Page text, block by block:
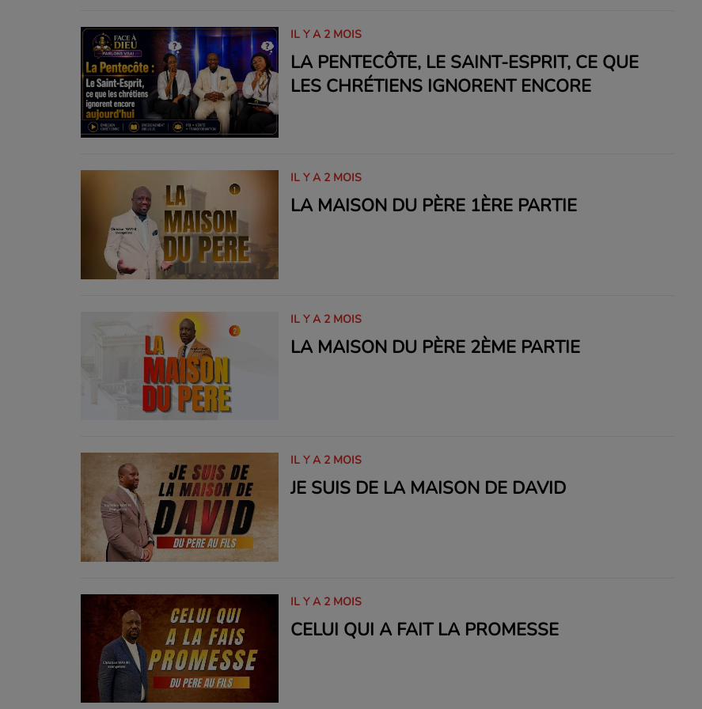
IL Y A 2 MOIS
LA PENTECÔTE, LE SAINT-ESPRIT, CE QUE
LES CHRÉTIENS IGNORENT ENCORE
IL Y A 2 MOIS
LA MAISON DU PÈRE 1ÈRE PARTIE
IL Y A 2 MOIS
LA MAISON DU PÈRE 2ÈME PARTIE
IL Y A 2 MOIS
JE SUIS DE LA MAISON DE DAVID
IL Y A 2 MOIS
CELUI QUI A FAIT LA PROMESSE